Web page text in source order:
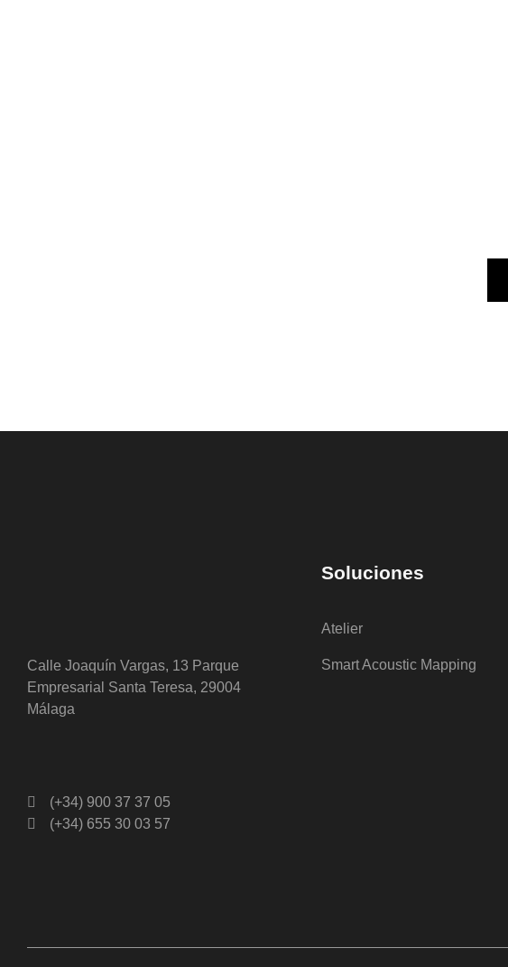
Calle Joaquín Vargas, 13 Parque
Empresarial Santa Teresa, 29004
Málaga
(+34) 900 37 37 05
(+34) 655 30 03 57
Soluciones
Atelier
Smart Acoustic Mapping